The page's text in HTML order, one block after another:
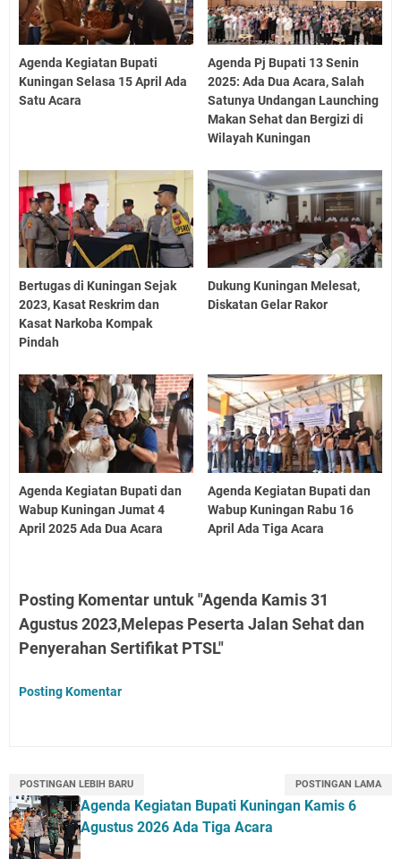
Agenda Kegiatan Bupati
Kuningan Selasa 15 April Ada
Satu Acara
Agenda Pj Bupati 13 Senin
2025: Ada Dua Acara, Salah
Satunya Undangan Launching
Makan Sehat dan Bergizi di
Wilayah Kuningan
Bertugas di Kuningan Sejak
2023, Kasat Reskrim dan
Kasat Narkoba Kompak
Pindah
Dukung Kuningan Melesat,
Diskatan Gelar Rakor
Agenda Kegiatan Bupati dan
Wabup Kuningan Jumat 4
April 2025 Ada Dua Acara
Agenda Kegiatan Bupati dan
Wabup Kuningan Rabu 16
April Ada Tiga Acara
Posting Komentar untuk "Agenda Kamis 31
Agustus 2023,Melepas Peserta Jalan Sehat dan
Penyerahan Sertifikat PTSL"
Posting Komentar
POSTINGAN LEBIH BARU POSTINGAN LAMA
Agenda Kegiatan Bupati Kuningan Kamis 6
Agustus 2026 Ada Tiga Acara